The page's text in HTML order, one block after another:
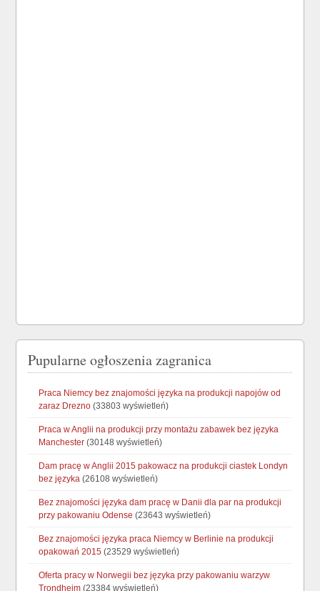
Pupularne ogłoszenia zagranica
Praca Niemcy bez znajomości języka na produkcji napojów od
zaraz Drezno (33803 wyświetleń)
Praca w Anglii na produkcji przy montażu zabawek bez języka
Manchester (30148 wyświetleń)
Dam pracę w Anglii 2015 pakowacz na produkcji ciastek Londyn
bez języka (26108 wyświetleń)
Bez znajomości języka dam pracę w Danii dla par na produkcji
przy pakowaniu Odense (23643 wyświetleń)
Bez znajomości języka praca Niemcy w Berlinie na produkcji
opakowań 2015 (23529 wyświetleń)
Oferta pracy w Norwegii bez języka przy pakowaniu warzyw
Trondheim (23384 wyświetleń)